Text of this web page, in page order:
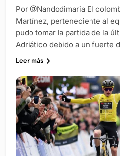
Por @Nandodimaria El
Martínez, perteneciente al
pudo tomar la partida de la
Adriático debido a un fuerte
Leer más